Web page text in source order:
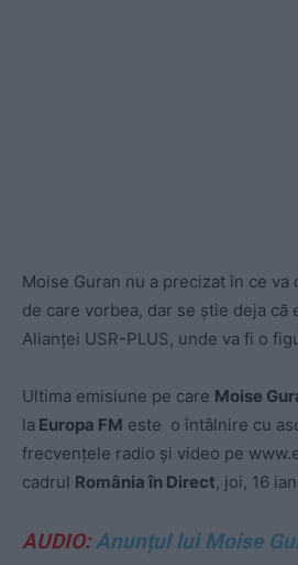
Moise Guran nu a precizat în ce va
de care vorbea, dar se știe deja că
Alianței USR-PLUS, unde va fi o
Ultima emisiune pe care Moise
la Europa FM este o întâlnire cu
frecvențele radio și video pe
cadrul România în Direct, joi, 16
AUDIO: Anunțul lui Moise